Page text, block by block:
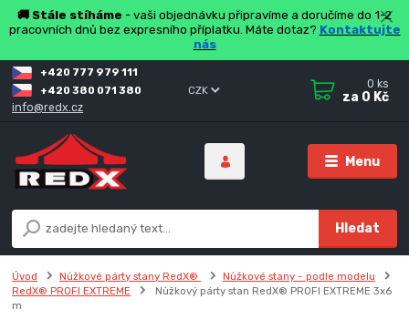
🚚 Stále stíháme - vaši objednávku připravíme a doručíme do 1-2
pracovních dnů bez expresního příplatku. Máte dotaz? Kontaktujte
nás
Menu
CZK
Hledat
+420 777 979 111
+420 380 071 380
info@redx.cz
0 ks
za 0 Kč
Úvod Nůžkové párty stany RedX®
Nůžkové stany - podle modelu
RedX® PROFI EXTREME
Nůžkový párty stan RedX® PROFI EXTREME 3x6
m